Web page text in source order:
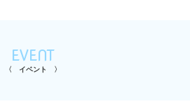
EVENT
イベント